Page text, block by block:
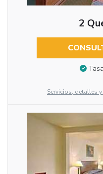
2
Servicios, detalles